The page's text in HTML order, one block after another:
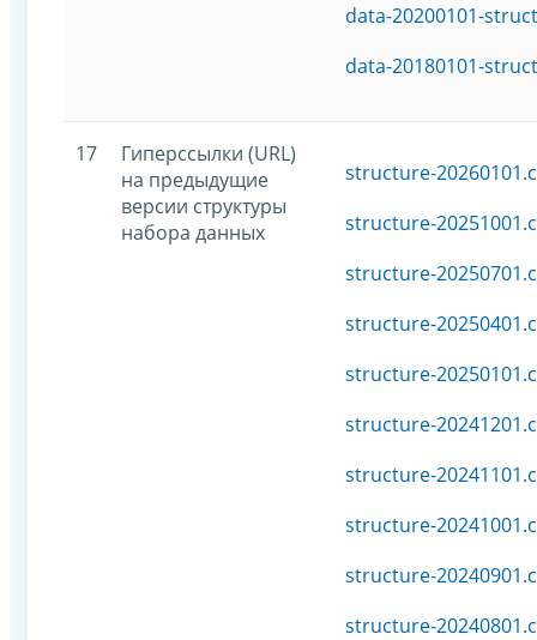
data-20200101-
data-20180101-
17
Гиперссылки (URL)
на предыдущие
версии структуры
набора данных
structure-
structure-
structure-
structure-
structure-
structure-
structure-
structure-
structure-
structure-